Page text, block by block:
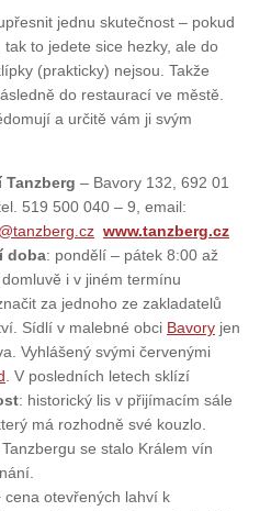
jednu skutečnost – pokud
tak to jedete sice hezky, ale do
(prakticky) nejsou. Takže
do restaurací ve městě.
a určitě vám ji svým
Tanzberg – Bavory 132, 692 01
519 500 040 – 9, email:
www.tanzberg.cz
doba: pondělí – pátek 8:00 až
i v jiném termínu
za jednoho ze zakladatelů
Sídlí v malebné obci Bavory jen
Vyhlášený svými červenými
. V posledních letech sklízí
: historický lis v přijímacím sále
má rozhodně své kouzlo.
se stalo Králem vín
cena otevřených lahví k